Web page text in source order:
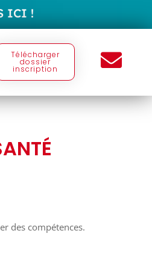
ICI !
Télécharger
dossier
inscription
des compétences.